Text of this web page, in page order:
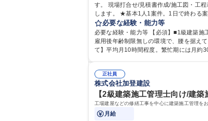
す。 現場打合せ/見積書作成/施工図・工程表の作成/業者・職
します。 ★基本1人1案件。1日で終わる
のペースで働くことができます。 [主な顧客]富士フイル
管理】土日祝休/夜勤転勤無/面接1回
必要な経験・能力等
必要な経験・能力等 【必須】■1級建築施工管理技士の資格をお持ちの方 ■第一種運転免許普通自
雇用後年齢制限無しの環境で、腰を据え
て】平均月10時間程度。繁忙期には月約30時間程度ございます。 学歴・資格 学歴：大学院 大学 高専 短大 専
正社員
株式会社加登建設
【2級建築施工管理士向け/建
工場建屋などの修繕工事を中心に建築施工管理を
月給